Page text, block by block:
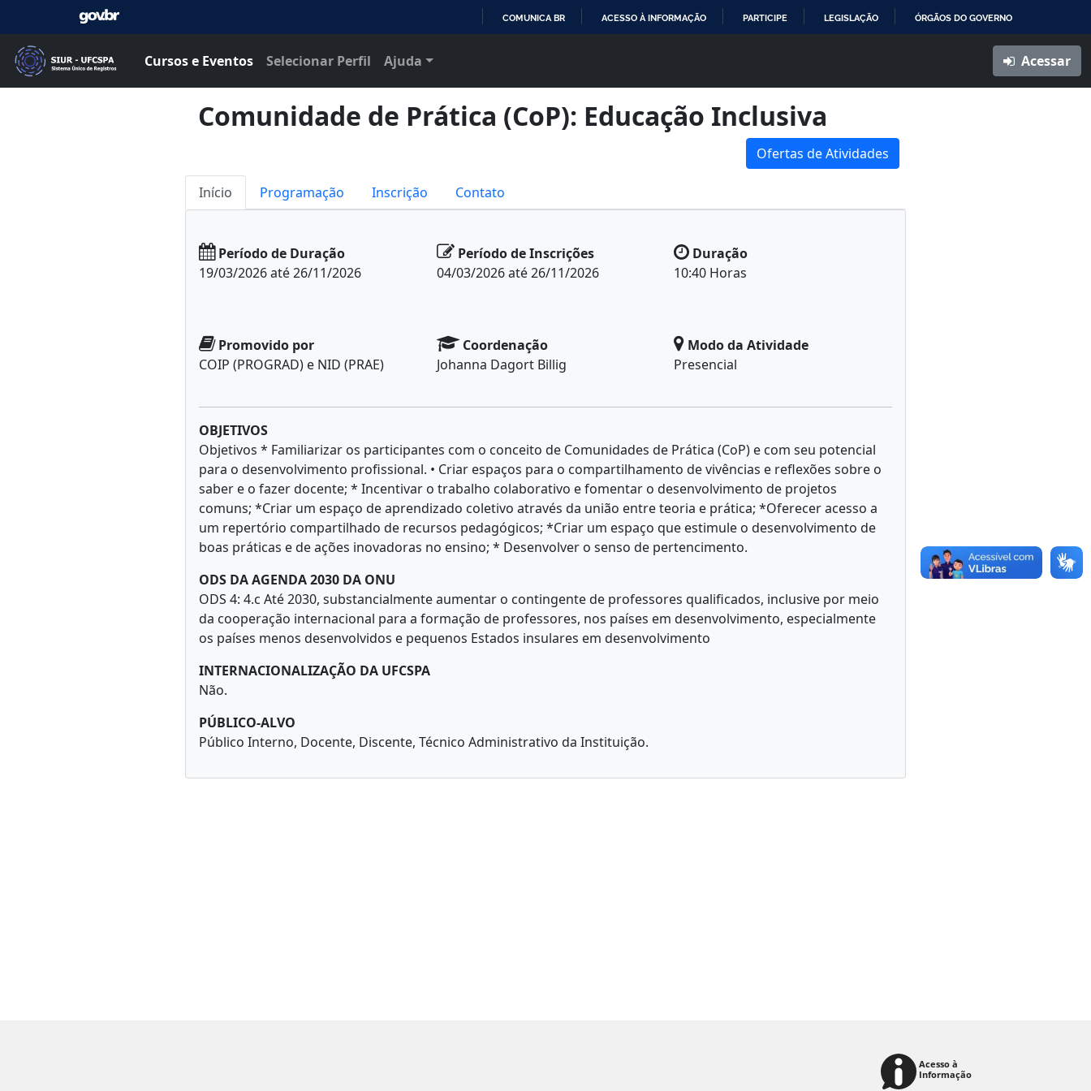
COMUNICA BR ACESSO À INFORMAÇÃO PARTICIPE LEGISLAÇÃO ÓRGÃOS DO GOVERNO
Cursos e Eventos Selecionar Perfil Ajuda Acessar
Comunidade de Prática (CoP): Educação Inclusiva
Ofertas de Atividades
Início Programação Inscrição Contato
Período de Duração
19/03/2026 até 26/11/2026
Período de Inscrições
04/03/2026 até 26/11/2026
Duração
10:40 Horas
Promovido por
COIP (PROGRAD) e NID (PRAE)
Coordenação
Johanna Dagort Billig
Modo da Atividade
Presencial
OBJETIVOS
Objetivos * Familiarizar os participantes com o conceito de Comunidades de Prática (CoP) e com seu potencial
para o desenvolvimento profissional. • Criar espaços para o compartilhamento de vivências e reflexões sobre o
saber e o fazer docente; * Incentivar o trabalho colaborativo e fomentar o desenvolvimento de projetos
comuns; *Criar um espaço de aprendizado coletivo através da união entre teoria e prática; *Oferecer acesso a
um repertório compartilhado de recursos pedagógicos; *Criar um espaço que estimule o desenvolvimento de
boas práticas e de ações inovadoras no ensino; * Desenvolver o senso de pertencimento.
ODS DA AGENDA 2030 DA ONU
ODS 4: 4.c Até 2030, substancialmente aumentar o contingente de professores qualificados, inclusive por meio
da cooperação internacional para a formação de professores, nos países em desenvolvimento, especialmente
os países menos desenvolvidos e pequenos Estados insulares em desenvolvimento
INTERNACIONALIZAÇÃO DA UFCSPA
Não.
PÚBLICO-ALVO
Público Interno, Docente, Discente, Técnico Administrativo da Instituição.